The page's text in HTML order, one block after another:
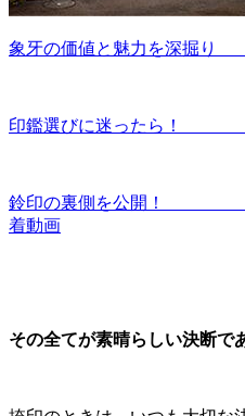
象牙の価値と魅力を深掘り
印鑑選びに迷ったら！
鈴印の裏側を公開！
着動画
その全てが素晴らしい決断で